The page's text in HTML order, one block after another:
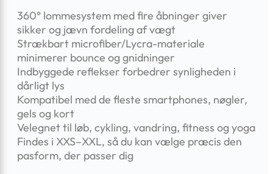
360° lommesystem med fire åbninger giver
sikker og jævn fordeling af vægt
Strækbart microfiber/Lycra-materiale
minimerer bounce og gnidninger
Indbyggede reflekser forbedrer synligheden i
dårligt lys
Kompatibel med de fleste smartphones, nøgler,
gels og kort
Velegnet til løb, cykling, vandring, fitness og yoga
Findes i XXS–XXL, så du kan vælge præcis den
pasform, der passer dig